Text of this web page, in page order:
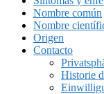
Nombre común
Nombre
Origen
Contacto
Historie